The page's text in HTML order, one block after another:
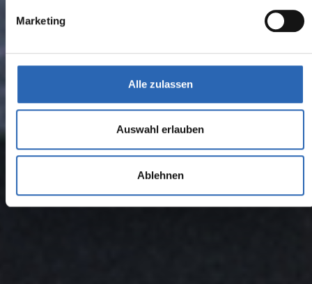
Marketing
Alle zulassen
Auswahl erlauben
Ablehnen